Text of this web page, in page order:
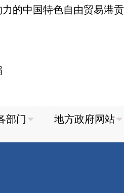
的中国特色自由贸易港贡